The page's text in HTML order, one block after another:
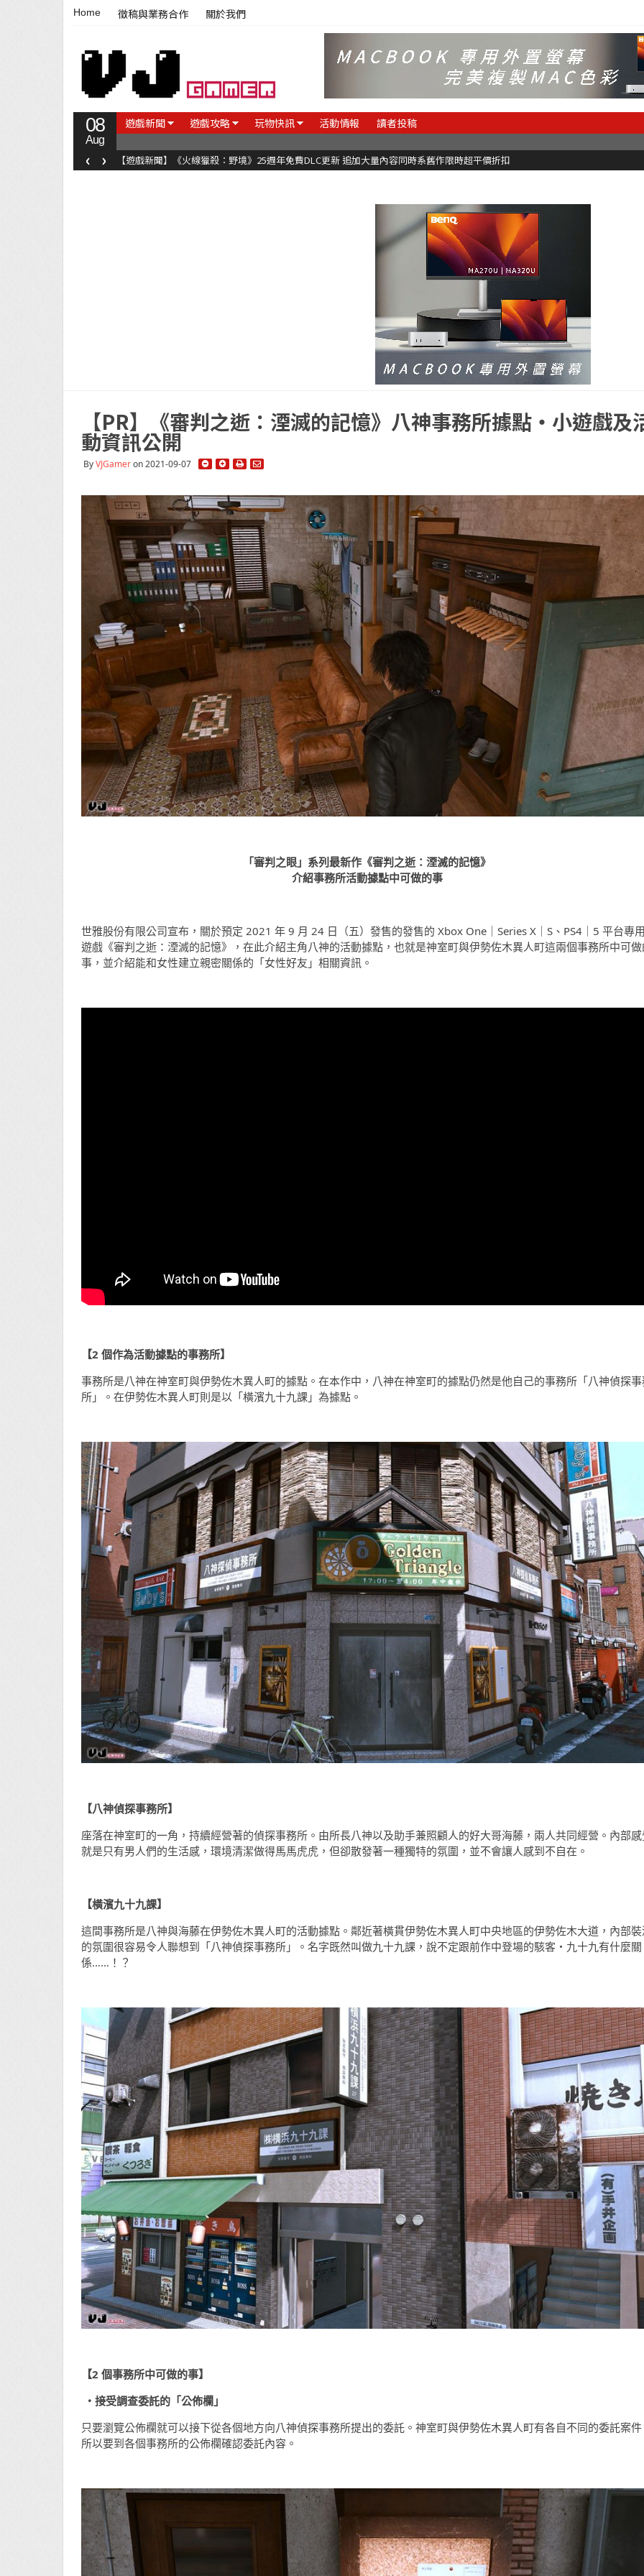
Home 徵稿與業務合作 關於我們
08
Aug
遊戲新聞 遊戲攻略 玩物快訊 活動情報 讀者投稿
【遊戲新聞】《火線獵殺：野境》25週年免費DLC更新 追加大量內容同時系舊作限時超平價折扣
‹ ›
【PR】《審判之逝：湮滅的記憶》八神事務所據點・小遊戲及
動資訊公開
ByVJGameron 2021-09-07
「審判之眼」系列最新作《審判之逝：湮滅的記憶》
介紹事務所活動據點中可做的事
世雅股份有限公司宣布，關於預定 2021 年 9 月 24 日（五）發售的發售的 Xbox One｜Series X｜S、PS4｜5 平台專
遊戲《審判之逝：湮滅的記憶》，在此介紹主角八神的活動據點，也就是神室町與伊勢佐木異人町這兩個事務所中可
事，並介紹能和女性建立親密關係的「女性好友」相關資訊。
【2 個作為活動據點的事務所】
事務所是八神在神室町與伊勢佐木異人町的據點。在本作中，八神在神室町的據點仍然是他自己的事務所「八神偵探
所」。在伊勢佐木異人町則是以「橫濱九十九課」為據點。
【八神偵探事務所】
座落在神室町的一角，持續經營著的偵探事務所。由所長八神以及助手兼照顧人的好大哥海藤，兩人共同經營。內部
就是只有男人們的生活感，環境清潔做得馬馬虎虎，但卻散發著一種獨特的氛圍，並不會讓人感到不自在。
【橫濱九十九課】
這間事務所是八神與海藤在伊勢佐木異人町的活動據點。鄰近著橫貫伊勢佐木異人町中央地區的伊勢佐木大道，內部
的氛圍很容易令人聯想到「八神偵探事務所」。名字既然叫做九十九課，說不定跟前作中登場的駭客・九十九有什麼關
係……！？
【2 個事務所中可做的事】
・接受調查委託的「公佈欄」
只要瀏覽公佈欄就可以接下從各個地方向八神偵探事務所提出的委託。神室町與伊勢佐木異人町有各自不同的委託案
所以要到各個事務所的公佈欄確認委託內容。